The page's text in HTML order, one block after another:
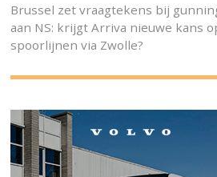
Brussel zet vraagtekens bij
aan NS: krijgt Arriva nieuwe kans
spoorlijnen via Zwolle?